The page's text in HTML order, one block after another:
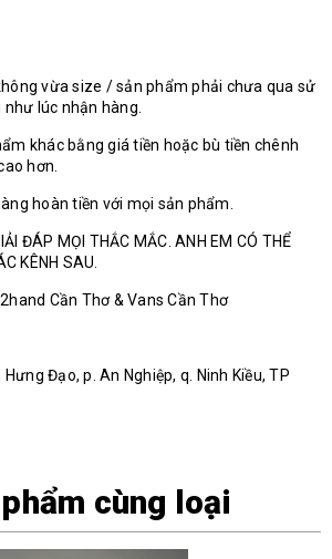
vừa size / sản phẩm phải chưa qua sử
lúc nhận hàng.
khác bằng giá tiền hoặc bù tiền chênh
hơn.
hoàn tiền với mọi sản phẩm.
ĐÁP MỌI THẮC MẮC. ANH EM CÓ THỂ
KÊNH SAU.
Cần Thơ & Vans Cần Thơ
Đạo, p. An Nghiệp, q. Ninh Kiều, TP
cùng loại